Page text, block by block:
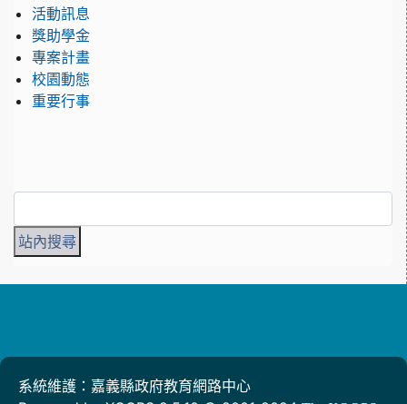
活動訊息
獎助學金
專案計畫
校園動態
重要行事
系統維護：嘉義縣政府教育網路中心